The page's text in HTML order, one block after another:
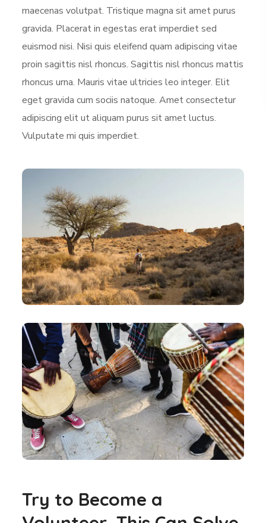
maecenas volutpat. Tristique magna sit amet purus
gravida. Placerat in egestas erat imperdiet sed
euismod nisi. Nisi quis eleifend quam adipiscing vitae
proin sagittis nisl rhoncus. Sagittis nisl rhoncus mattis
rhoncus urna. Mauris vitae ultricies leo integer. Elit
eget gravida cum sociis natoque. Amet consectetur
adipiscing elit ut aliquam purus sit amet luctus.
Vulputate mi quis imperdiet.
Try to Become a